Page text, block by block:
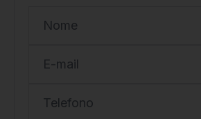
Nome
E-mail
Telefono